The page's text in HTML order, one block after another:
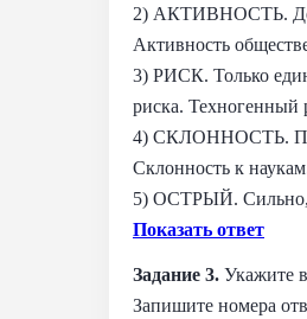
2) АКТИВНОСТЬ.
Активность
3) РИСК. Только
риска. Техногенный
4) СКЛОННОСТЬ.
Склонность к
5) ОСТРЫЙ. Сильно,
Показать ответ
Задание 3. Укажите
Запишите номера